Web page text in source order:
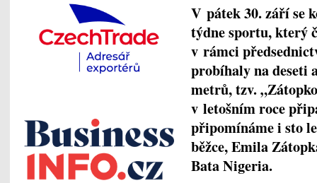
V pátek 30. září se
týdne sportu, který
v rámci
probíhaly na deseti
metrů, tzv.
v letošním roce
připomínáme i sto
běžce, Emila
Bata Nigeria.